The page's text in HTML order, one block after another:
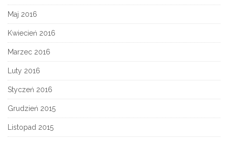
Maj 2016
Kwiecień 2016
Marzec 2016
Luty 2016
Styczeń 2016
Grudzień 2015
Listopad 2015